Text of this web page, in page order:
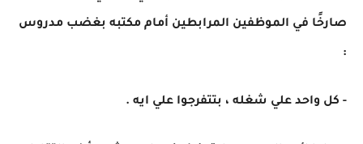
صارخًا في الموظفين المرابطين أمام مكتبه بغضب مدروس
:
- كل واحد علي شغله ، بتتفرجوا علي ايه .